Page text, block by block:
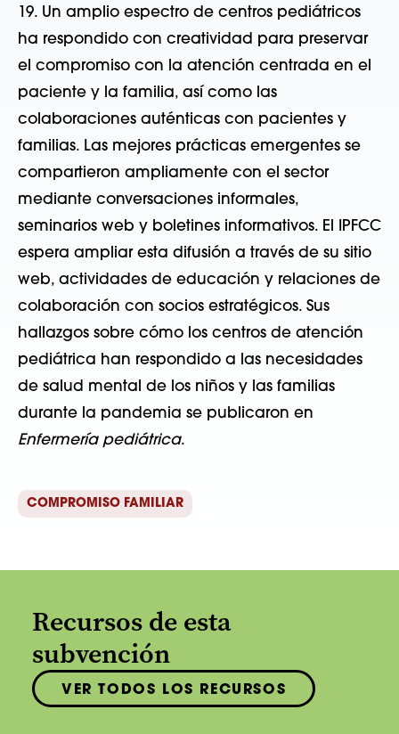
19. Un amplio espectro de centros pediátricos
ha respondido con creatividad para preservar
el compromiso con la atención centrada en el
paciente y la familia, así como las
colaboraciones auténticas con pacientes y
familias. Las mejores prácticas emergentes se
compartieron ampliamente con el sector
mediante conversaciones informales,
seminarios web y boletines informativos. El IPFCC
espera ampliar esta difusión a través de su sitio
web, actividades de educación y relaciones de
colaboración con socios estratégicos. Sus
hallazgos sobre cómo los centros de atención
pediátrica han respondido a las necesidades
de salud mental de los niños y las familias
durante la pandemia se publicaron en
Enfermería pediátrica.
COMPROMISO FAMILIAR
Recursos de esta
subvención
VER TODOS LOS RECURSOS